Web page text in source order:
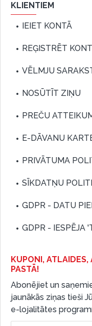
KLIENTIEM
IEIET KONTĀ
REĢISTRĒT
VĒLMJU
NOSŪTĪT ZIŅU
PREČU
E-DĀVANU
PRIVĀTUMA
SĪKDATŅU
GDPR - DATU
GDPR - IESPĒJA
KUPONI, ATLAIDES,
PASTĀ!
Abonējiet un
jaunākās ziņas tieši
e-lojalitātes